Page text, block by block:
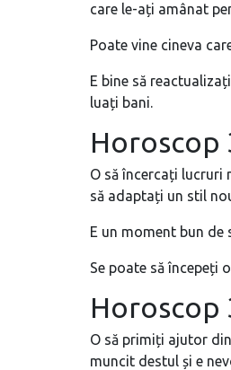
care le-ați amânat
Poate vine cineva
E bine să
luați bani.
Horoscop
O să încercați lucruri
să adaptați un stil
E un moment bun
Se poate să începeți
Horoscop
O să primiți ajutor
muncit destul și e